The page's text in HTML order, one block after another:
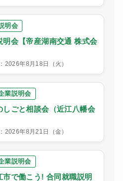
明会
明会【帝産湖南交通 株式会
2026年8月18日（火）
業説明会
しごと相談会（近江八幡会
2026年8月21日（金）
業説明会
市で働こう! 合同就職説明